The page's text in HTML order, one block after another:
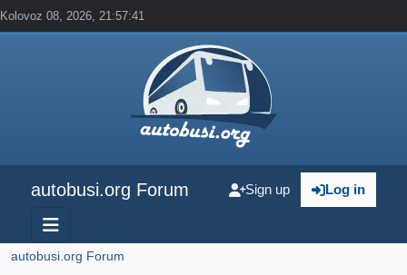
Kolovoz 08, 2026, 21:57:41
autobusi.org Forum Log in
Sign up
autobusi.org Forum